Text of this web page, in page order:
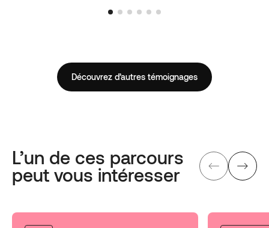
Découvrez d’autres témoignages
L’un de ces parcours
peut vous intéresser